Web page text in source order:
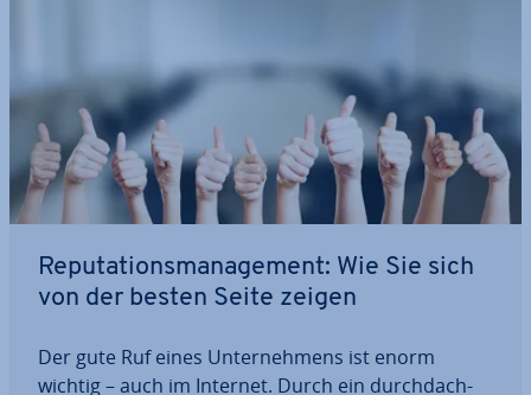
Re­pu­ta­ti­ons­ma­nage­ment: Wie Sie sich
von der besten Seite zeigen
Der gute Ruf eines Un­ter­neh­mens ist enorm
wichtig – auch im Internet. Durch ein durch­dach­